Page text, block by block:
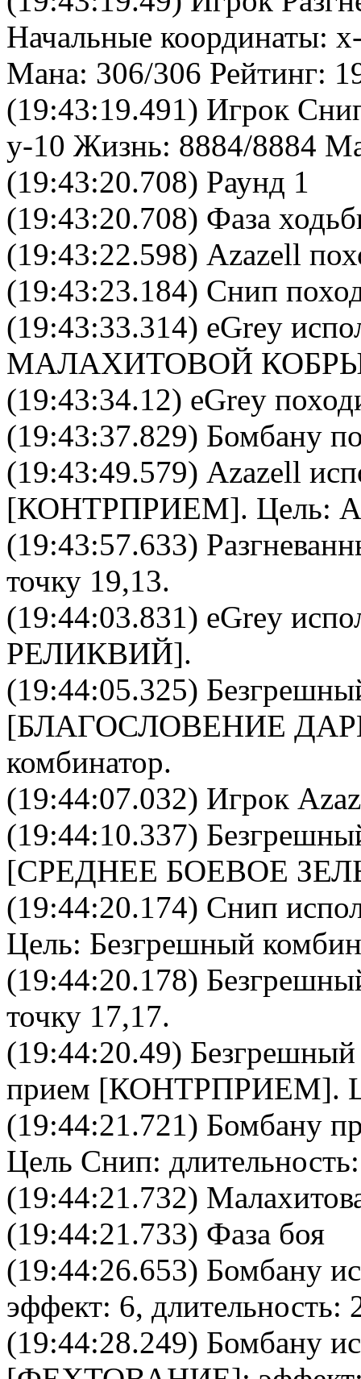
Начальные координаты:
Мана: 306/306 Рейтинг:
(19:43:19.491) Игрок
y-10 Жизнь: 8884/8884
(19:43:20.708) Раунд 1
(19:43:20.708) Фаза
(19:43:22.598) Azazell
(19:43:23.184) Снип
(19:43:33.314) eGrey
МАЛАХИТОВОЙ
(19:43:34.12) eGrey
(19:43:37.829) Бомбану
(19:43:49.579) Azazell
[КОНТРПРИЕМ]. Цель:
(19:43:57.633)
точку 19,13.
(19:44:03.831) eGrey
РЕЛИКВИЙ].
(19:44:05.325)
[БЛАГОСЛОВЕНИЕ
комбинатор.
(19:44:07.032) Игрок
(19:44:10.337)
[СРЕДНЕЕ БОЕВОЕ
(19:44:20.174) Снип
Цель: Безгрешный
(19:44:20.178)
точку 17,17.
(19:44:20.49)
прием [КОНТРПРИЕМ].
(19:44:21.721) Бомбану
Цель Снип:
(19:44:21.732)
(19:44:21.733) Фаза боя
(19:44:26.653) Бомбану
эффект: 6, длительность:
(19:44:28.249) Бомбану